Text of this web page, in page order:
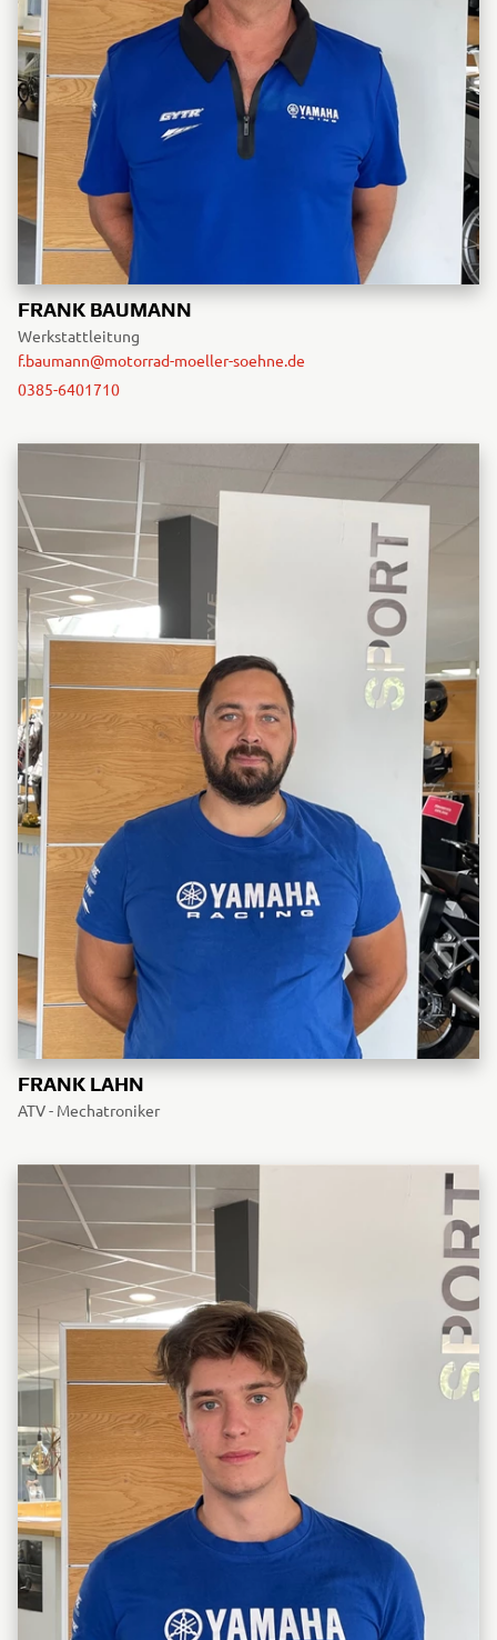
FRANK BAUMANN
Werkstattleitung
f.baumann@motorrad-moeller-soehne.de
0385-6401710
FRANK LAHN
ATV - Mechatroniker